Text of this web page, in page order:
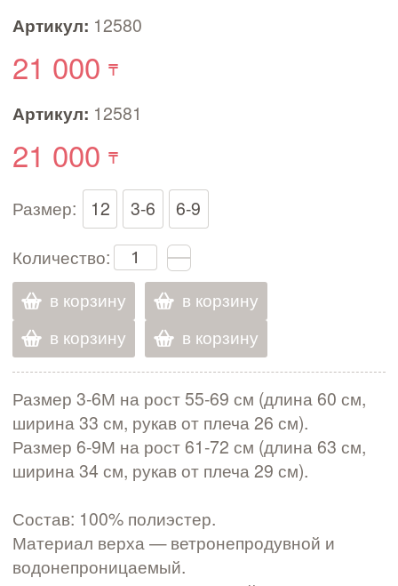
Артикул: 12580
21 000
Артикул: 12581
21 000
Размер: 12 3-6
6-9
Количество:
в корзину
в корзину
в корзину
в корзину
Размер 3-6М на рост 55-69 см (длина 60 см,
ширина 33 см, рукав от плеча 26 см).
Размер 6-9М на рост 61-72 см (длина 63 см,
ширина 34 см, рукав от плеча 29 см).
Состав: 100% полиэстер.
Материал верха — ветронепродувной и
водонепроницаемый.